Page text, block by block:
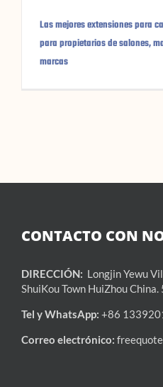
Las mejores extensiones para
para propietarios de salones,
marcas
CONTACTO CON
DIRECCIÓN: Longjin Yewu
ShuiKou Town HuiZhou
Tel y WhatsApp: +86
Correo electrónico: